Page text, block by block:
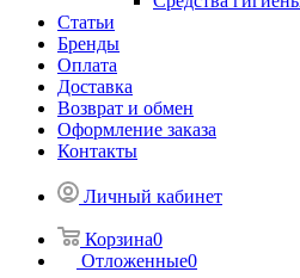
Статьи
Бренды
Оплата
Доставка
Возврат и обмен
Оформление заказа
Контакты
Личный кабинет
Корзина0
Отложенные0